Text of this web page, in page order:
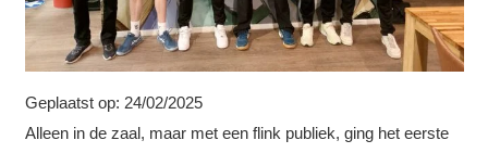
Geplaatst op: 24/02/2025
Alleen in de zaal, maar met een flink publiek, ging het eerste